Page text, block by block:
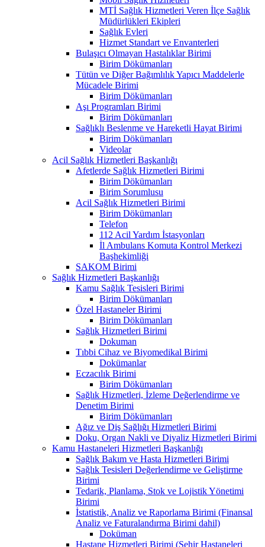
MTİ Sağlık Hizmetleri Veren İlçe Sağlık
Müdürlükleri Ekipleri
Sağlık Evleri
Hizmet Standart ve Envanterleri
Bulaşıcı Olmayan Hastalıklar Birimi
Birim Dökümanları
Tütün ve Diğer Bağımlılık Yapıcı Maddelerle
Mücadele Birimi
Birim Dökümanları
Aşı Programları Birimi
Birim Dökümanları
Sağlıklı Beslenme ve Hareketli Hayat Birimi
Birim Dökümanları
Videolar
Acil Sağlık Hizmetleri Başkanlığı
Afetlerde Sağlık Hizmetleri Birimi
Birim Dökümanları
Birim Sorumlusu
Acil Sağlık Hizmetleri Birimi
Birim Dökümanları
Telefon
112 Acil Yardım İstasyonları
İl Ambulans Komuta Kontrol Merkezi
Başhekimliği
SAKOM Birimi
Sağlık Hizmetleri Başkanlığı
Kamu Sağlık Tesisleri Birimi
Birim Dökümanları
Özel Hastaneler Birimi
Birim Dökümanları
Sağlık Hizmetleri Birimi
Dokuman
Tıbbi Cihaz ve Biyomedikal Birimi
Dokümanlar
Eczacılık Birimi
Birim Dökümanları
Sağlık Hizmetleri, İzleme Değerlendirme ve
Denetim Birimi
Birim Dökümanları
Ağız ve Diş Sağlığı Hizmetleri Birimi
Doku, Organ Nakli ve Diyaliz Hizmetleri Birimi
Kamu Hastaneleri Hizmetleri Başkanlığı
Sağlık Bakım ve Hasta Hizmetleri Birimi
Sağlık Tesisleri Değerlendirme ve Geliştirme
Birimi
Tedarik, Planlama, Stok ve Lojistik Yönetimi
Birimi
İstatistik, Analiz ve Raporlama Birimi (Finansal
Analiz ve Faturalandırma Birimi dahil)
Doküman
Hastane Hizmetleri Birimi (Şehir Hastaneleri